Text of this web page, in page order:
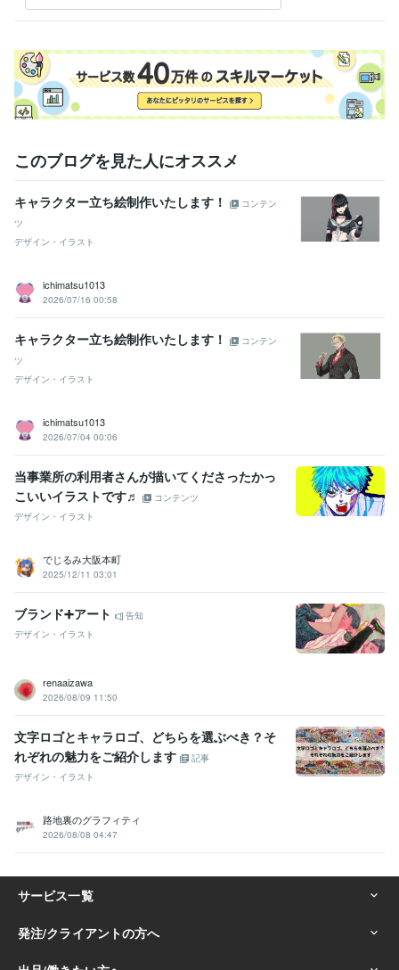
鮮やかに！
このブログを見た人にオススメ
キャラクター立ち絵制作いたします！
コンテン
ツ
デザイン・イラスト
ichimatsu1013
2026/07/16 00:58
キャラクター立ち絵制作いたします！
コンテン
ツ
デザイン・イラスト
ichimatsu1013
2026/07/04 00:06
当事業所の利用者さんが描いてくださったかっ
こいいイラストです♬
コンテンツ
デザイン・イラスト
でじるみ大阪本町
2025/12/11 03:01
ブランド➕アート
告知
デザイン・イラスト
renaaizawa
2026/08/09 11:50
文字ロゴとキャラロゴ、どちらを選ぶべき？そ
れぞれの魅力をご紹介します
記事
デザイン・イラスト
路地裏のグラフィティ
2026/08/08 04:47